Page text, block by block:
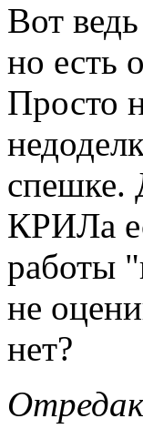
Вот
но есть
Просто
спешке.
КРИЛа
работы
не
нет?